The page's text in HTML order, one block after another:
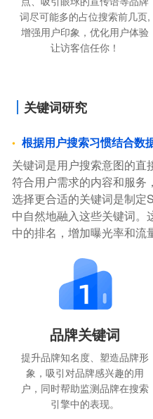
词尽可能多的占位搜索前几页,
增强用户印象，优化用户体验
让访客信任你！
关键词研究
根据用户搜索习惯结合数
关键词是用户搜索意图的直
符合用户需求的内容和服务
选择更合适的关键词是制定
中自然地融入这些关键词。
中的排名，增加曝光率和流
品牌关键词
提升品牌知名度、塑造品牌形
象，吸引对品牌感兴趣的用
户，同时帮助监测品牌在搜索
引擎中的表现。